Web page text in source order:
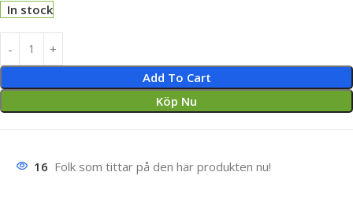
In stock
Add To Cart
Köp Nu
16 Folk som tittar på den här produkten nu!